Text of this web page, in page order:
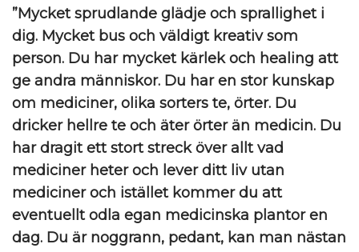
”Mycket sprudlande glädje och sprallighet i
dig. Mycket bus och väldigt kreativ som
person. Du har mycket kärlek och healing att
ge andra människor. Du har en stor kunskap
om mediciner, olika sorters te, örter. Du
dricker hellre te och äter örter än medicin. Du
har dragit ett stort streck över allt vad
mediciner heter och lever ditt liv utan
mediciner och istället kommer du att
eventuellt odla egan medicinska plantor en
dag. Du är noggrann, pedant, kan man nästan